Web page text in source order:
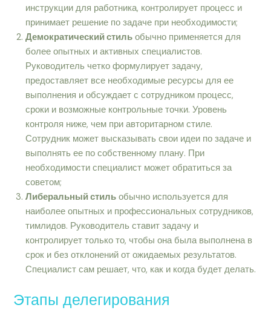
инструкции для работника, контролирует процесс и
принимает решение по задаче при необходимости;
Демократический стиль обычно применяется для
более опытных и активных специалистов.
Руководитель четко формулирует задачу,
предоставляет все необходимые ресурсы для ее
выполнения и обсуждает с сотрудником процесс,
сроки и возможные контрольные точки. Уровень
контроля ниже, чем при авторитарном стиле.
Сотрудник может высказывать свои идеи по задаче и
выполнять ее по собственному плану. При
необходимости специалист может обратиться за
советом;
Либеральный стиль обычно используется для
наиболее опытных и профессиональных сотрудников,
тимлидов. Руководитель ставит задачу и
контролирует только то, чтобы она была выполнена в
срок и без отклонений от ожидаемых результатов.
Специалист сам решает, что, как и когда будет делать.
Этапы делегирования